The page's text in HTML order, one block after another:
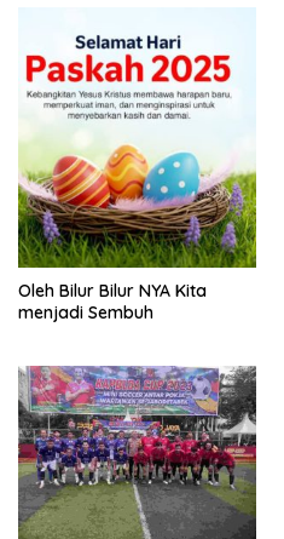
Oleh Bilur Bilur NYA Kita
menjadi Sembuh